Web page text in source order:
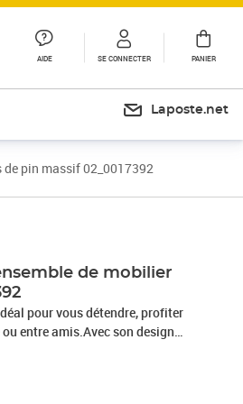
AIDE SE CONNECTER PANIER
Laposte.net
pin massif 02_0017392
de mobilier
pour vous détendre, profiter
entre amis.Avec son design
une touche de charme
et respectueux de